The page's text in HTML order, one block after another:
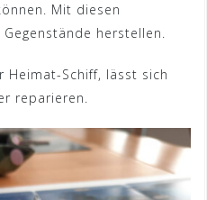
Mit diesen
herstellen.
Heimat-Schiff, lässt sich
reparieren.